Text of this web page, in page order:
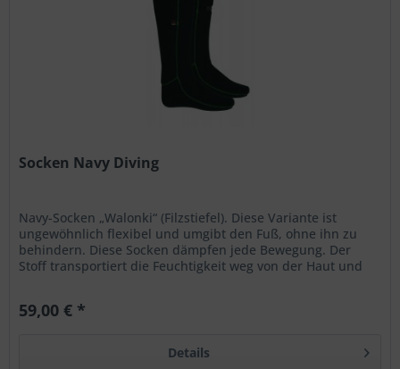
Socken Navy Diving
Navy-Socken „Walonki“ (Filzstiefel). Diese Variante ist
ungewöhnlich flexibel und umgibt den Fuß, ohne ihn zu
behindern. Diese Socken dämpfen jede Bewegung. Der
Stoff transportiert die Feuchtigkeit weg von der Haut und
59,00 € *
Details